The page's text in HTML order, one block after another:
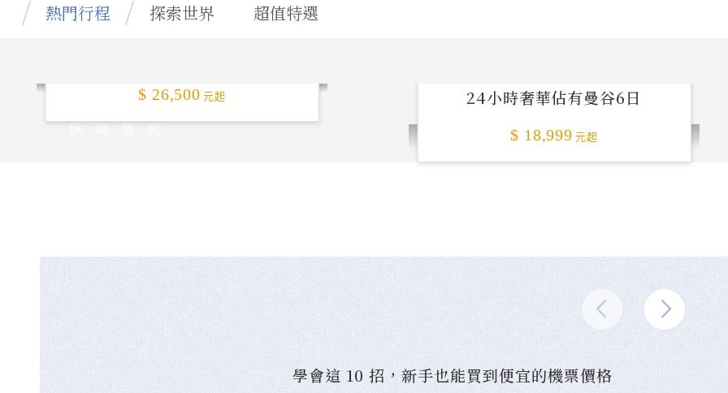
熱門行程 探索世界 超值特選
秋高氣爽
$ 26,500 元起 24小時奢華佔有曼谷6日
$ 18,999 元起
學會這 10 招，新手也能買到便宜的機票價格